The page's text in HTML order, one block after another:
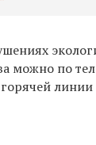
можно по